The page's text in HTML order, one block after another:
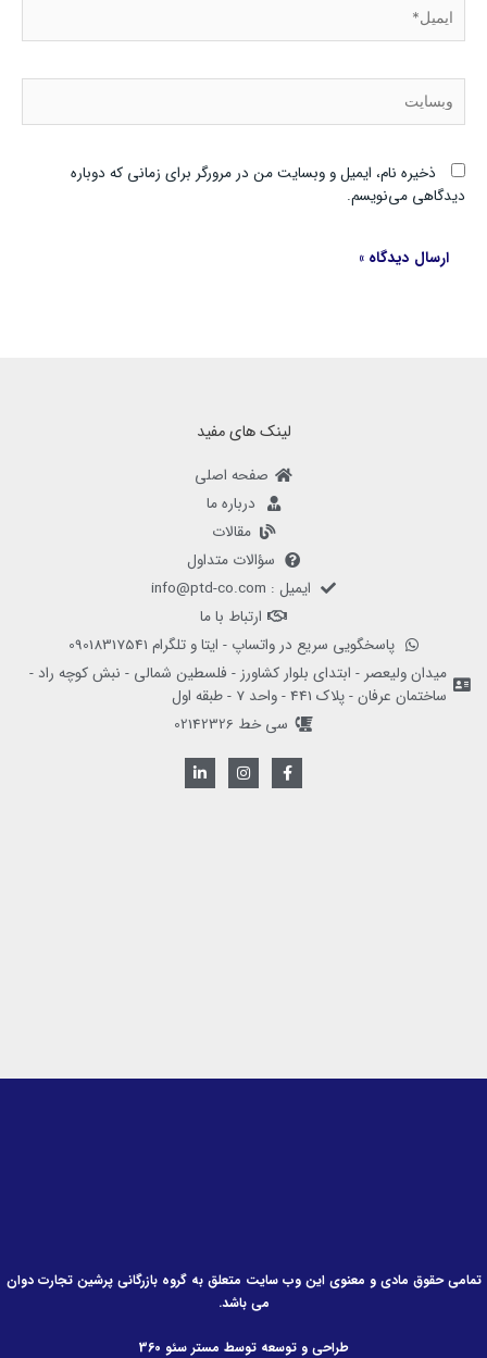
ذخیره نام، ایمیل و وبسایت من در مرورگر برای زمانی که دوباره
دیدگاهی می‌نویسم.
لینک های مفید
صفحه اصلی
درباره ما
مقالات
سؤالات متداول
ایمیل : info@ptd-co.com
ارتباط با ما
پاسخگویی سریع در واتساپ - ایتا و تلگرام 09018317541
میدان ولیعصر - ابتدای بلوار کشاورز - فلسطین شمالی - نبش کوچه راد -
ساختمان عرفان - پلاک 441 - واحد 7 - طبقه اول
سی خط 02142326
F
a
c
I
n
s
L
i
n
تمامی حقوق مادی و معنوی این وب سایت متعلق به گروه بازرگانی پرشین تجارت دوان
می باشد.
طراحی و توسعه توسط مستر سئو 360